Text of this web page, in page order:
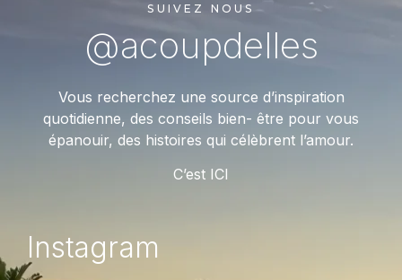
SUIVEZ NOUS
@acoupdelles
Vous recherchez une source d’inspiration
quotidienne, des conseils bien- être pour vous
épanouir, des histoires qui célèbrent l’amour.
C’est ICI
Instagram